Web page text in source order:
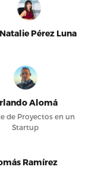
Pérez Luna
Alomá
de Proyectos en un
Startup
Ramírez